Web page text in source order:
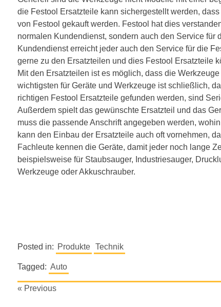
die Festool Ersatzteile kann sichergestellt werden,
von Festool gekauft werden. Festool hat dies
normalen Kundendienst, sondern auch den Service für
Kundendienst erreicht jeder auch den Service für die
gerne zu den Ersatzteilen und dies Festool Ersatzteile
Mit den Ersatzteilen ist es möglich, dass die
wichtigsten für Geräte und Werkzeuge ist schließlich,
richtigen Festool Ersatzteile gefunden werden, sind
Außerdem spielt das gewünschte Ersatzteil und das
muss die passende Anschrift angegeben werden,
kann den Einbau der Ersatzteile auch oft vornehmen,
Fachleute kennen die Geräte, damit jeder noch lange
beispielsweise für Staubsauger, Industriesauger,
Werkzeuge oder Akkuschrauber.
Posted in: Produkte Technik
Tagged: Auto
Beitragsnavigation
« Previous